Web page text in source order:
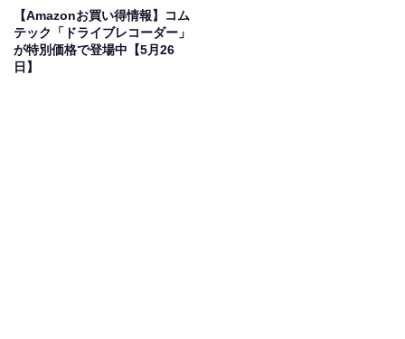
車監視機能 3年保証
Amazonで見る
【Amazonお買い得情報】コム
テック「ドライブレコーダー」
が特別価格で登場中【5月26
日】